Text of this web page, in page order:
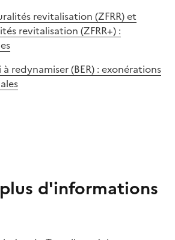
revitalisation (ZFRR) et
revitalisation (ZFRR+) :
redynamiser (BER) : exonérations
d'informations